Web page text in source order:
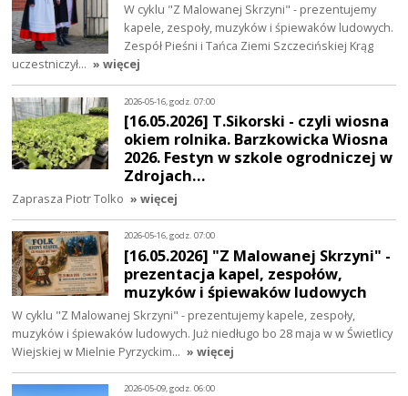
W cyklu "Z Malowanej Skrzyni" - prezentujemy
kapele, zespoły, muzyków i śpiewaków ludowych.
Zespół Pieśni i Tańca Ziemi Szczecińskiej Krąg
uczestniczył… » więcej
2026-05-16, godz. 07:00
[16.05.2026] T.Sikorski - czyli wiosna
okiem rolnika. Barzkowicka Wiosna
2026. Festyn w szkole ogrodniczej w
Zdrojach…
Zaprasza Piotr Tolko » więcej
2026-05-16, godz. 07:00
[16.05.2026] "Z Malowanej Skrzyni" -
prezentacja kapel, zespołów,
muzyków i śpiewaków ludowych
W cyklu "Z Malowanej Skrzyni" - prezentujemy kapele, zespoły,
muzyków i śpiewaków ludowych. Już niedługo bo 28 maja w w Świetlicy
Wiejskiej w Mielnie Pyrzyckim… » więcej
2026-05-09, godz. 06:00